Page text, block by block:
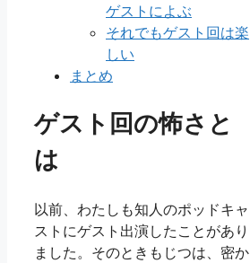
ゲストによぶ
それでもゲスト回は楽
しい
まとめ
ゲスト回の怖さと
は
以前、わたしも知人のポッドキャ
ストにゲスト出演したことがあり
ました。そのときもじつは、密か